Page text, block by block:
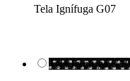
Tela Ignífuga G07
Tela Ignífuga